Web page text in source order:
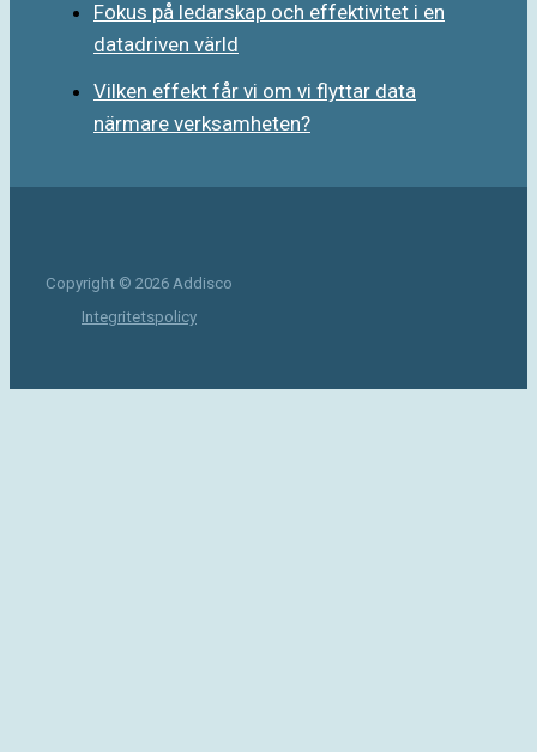
Fokus på ledarskap och effektivitet i en
datadriven värld
Vilken effekt får vi om vi flyttar data
närmare verksamheten?
Copyright © 2026 Addisco
Integritetspolicy